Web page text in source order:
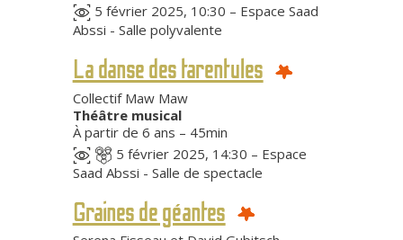
5 février 2025, 10:30 – Espace Saad
Abssi - Salle polyvalente
La danse des tarentules
Collectif Maw Maw
Théâtre musical
À partir de 6 ans – 45min
5 février 2025, 14:30 – Espace
Saad Abssi - Salle de spectacle
Graines de géantes